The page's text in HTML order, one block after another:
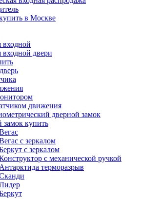
в Москве
входной
входной двери
движения
дверной замок
замок купить
с зеркалом
с зеркалом
с механической ручкой
терморазрыв